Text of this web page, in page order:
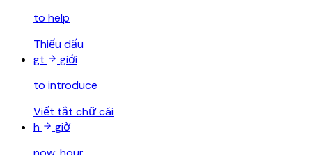
to help
Thiếu dấu
gt
giới
to introduce
Viết tắt chữ cái
h
giờ